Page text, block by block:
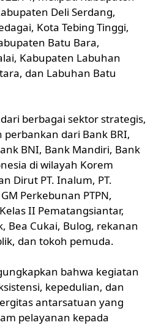
Deli Serdang,
Kota Tebing Tinggi,
Batu Bara,
Kabupaten Labuhan
dan Labuhan Batu
berbagai sektor strategis,
dari Bank BRI,
BNI, Bank Mandiri, Bank
di wilayah Korem
Dirut PT. Inalum, PT.
Perkebunan PTPN,
II Pematangsiantar,
Bea Cukai, Bulog, rekanan
dan tokoh pemuda.
bahwa kegiatan
kepedulian, dan
antarsatuan yang
pelayanan kepada